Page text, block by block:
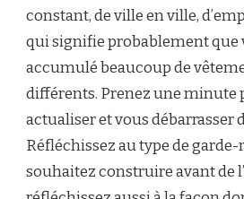
constant, de ville en ville,
qui signifie probablement que
accumulé beaucoup de
différents. Prenez une minute
actualiser et vous débarrasser
Réfléchissez au type de
souhaitez construire avant de